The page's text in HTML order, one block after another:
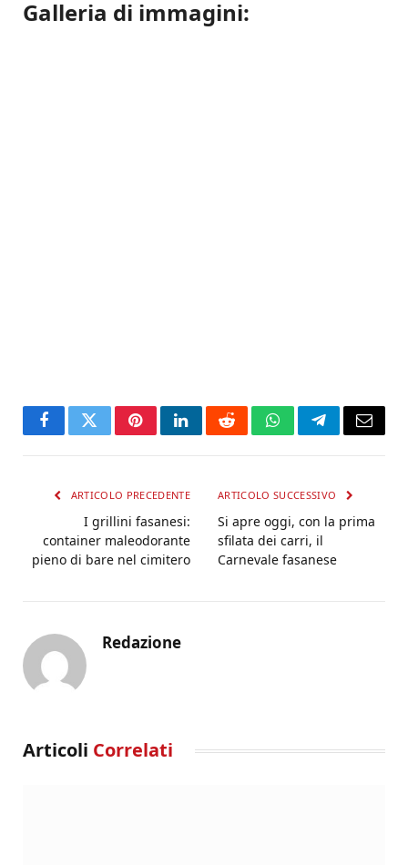
Galleria di immagini:
FacebookTwitterPinterestLinkedInRedditWhatsAppTelegramEmail
ARTICOLO PRECEDENTE
I grillini fasanesi:
container maleodorante
pieno di bare nel cimitero
ARTICOLO SUCCESSIVO
Si apre oggi, con la prima
sfilata dei carri, il
Carnevale fasanese
Redazione
Articoli Correlati